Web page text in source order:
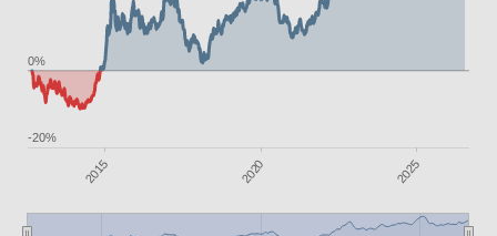
2015 2020 2025
-20%
0%